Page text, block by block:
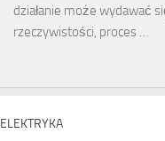
działanie może wydawać
rzeczywistości, proces …
ELEKTRYKA